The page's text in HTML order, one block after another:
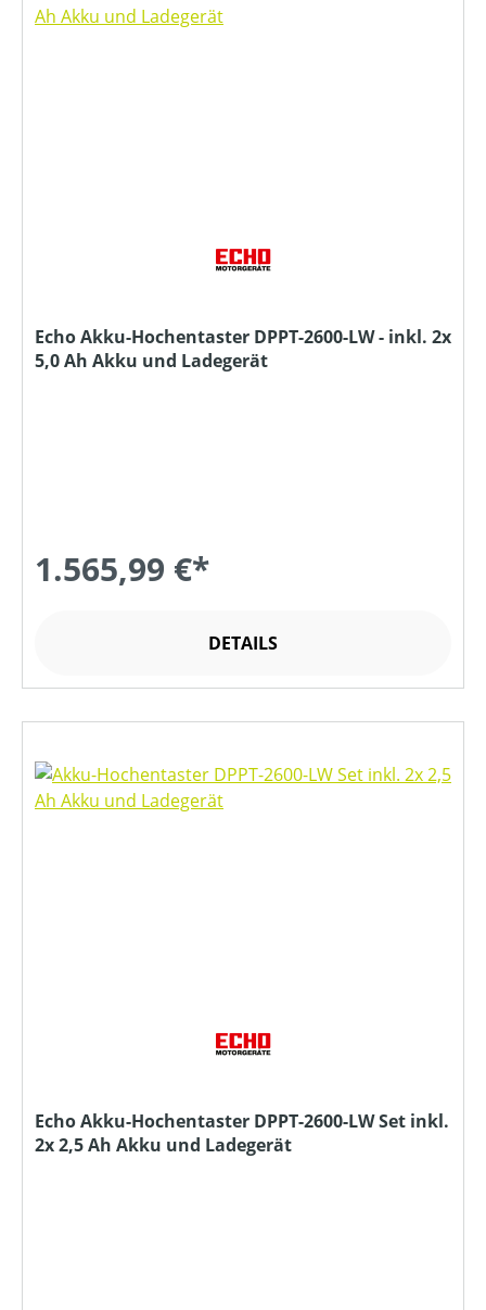
Echo Akku-Hochentaster DPPT-2600-LW - inkl. 2x
5,0 Ah Akku und Ladegerät
1.565,99 €*
DETAILS
Echo Akku-Hochentaster DPPT-2600-LW Set inkl.
2x 2,5 Ah Akku und Ladegerät